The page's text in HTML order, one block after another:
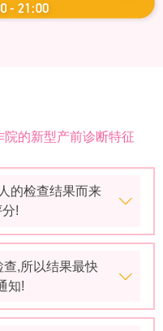
院的新型产前诊断特征
的检查结果而来
!
查,所以结果最快
知!